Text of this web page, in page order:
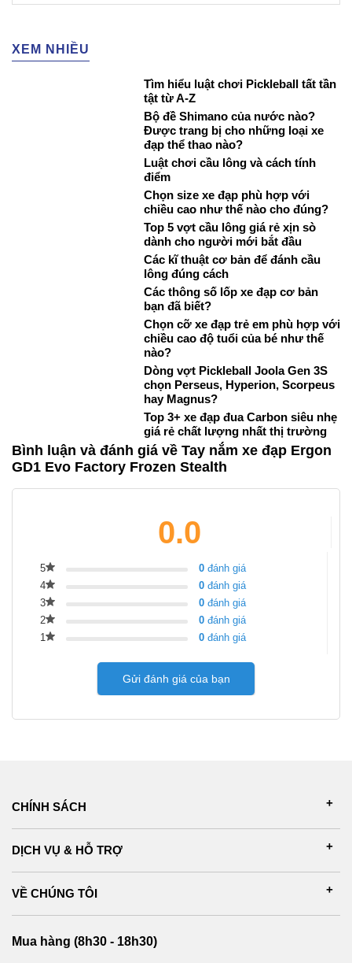
XEM NHIỀU
Tìm hiểu luật chơi Pickleball tất tần
tật từ A-Z
Bộ đề Shimano của nước nào?
Được trang bị cho những loại xe
đạp thể thao nào?
Luật chơi cầu lông và cách tính
điểm
Chọn size xe đạp phù hợp với
chiều cao như thế nào cho đúng?
Top 5 vợt cầu lông giá rẻ xịn sò
dành cho người mới bắt đầu
Các kĩ thuật cơ bản để đánh cầu
lông đúng cách
Các thông số lốp xe đạp cơ bản
bạn đã biết?
Chọn cỡ xe đạp trẻ em phù hợp với
chiều cao độ tuổi của bé như thế
nào?
Dòng vợt Pickleball Joola Gen 3S
chọn Perseus, Hyperion, Scorpeus
hay Magnus?
Top 3+ xe đạp đua Carbon siêu nhẹ
giá rẻ chất lượng nhất thị trường
Bình luận và đánh giá về Tay nắm xe đạp Ergon
GD1 Evo Factory Frozen Stealth
0.0
5 0 đánh giá
4
0 đánh giá
3
0 đánh giá
2
0 đánh giá
1
0 đánh giá
Gửi đánh giá của bạn
CHÍNH SÁCH
DỊCH VỤ & HỖ TRỢ
VỀ CHÚNG TÔI
Mua hàng (8h30 - 18h30)